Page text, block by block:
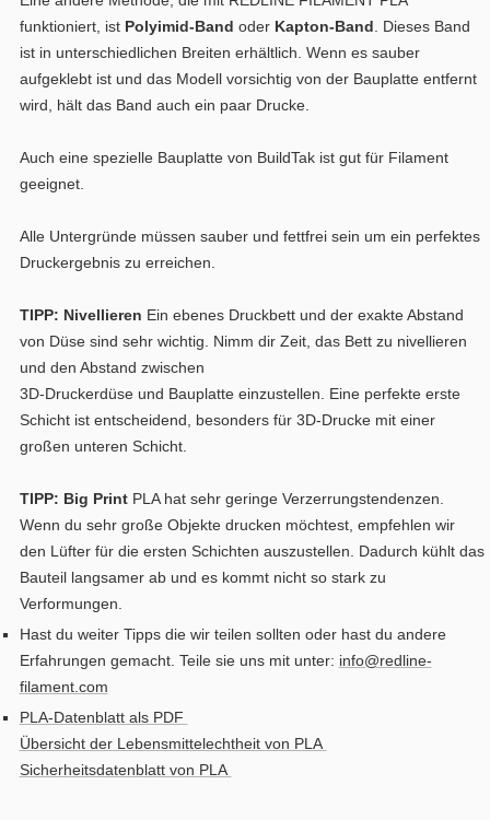
funktioniert, ist Polyimid-Band oder Kapton-Band . Dieses Band
ist in unterschiedlichen Breiten erhältlich. Wenn es sauber
aufgeklebt ist und das Modell vorsichtig von der Bauplatte entfernt
wird, hält das Band auch ein paar Drucke.
Auch eine spezielle Bauplatte von BuildTak ist gut für Filament
geeignet.
Alle Untergründe müssen sauber und fettfrei sein um ein perfektes
Druckergebnis zu erreichen.
TIPP: Nivellieren Ein ebenes Druckbett und der exakte Abstand
von Düse sind sehr wichtig.
Nimm dir Zeit, das Bett zu nivellieren
und den Abstand zwischen
3D-Druckerdüse und Bauplatte einzustellen. Eine perfekte erste
Schicht ist entscheidend, besonders für 3D-Drucke mit einer
großen unteren Schicht.
TIPP: Big Print PLA hat sehr geringe Verzerrungstendenzen.
Wenn du sehr große Objekte drucken möchtest, empfehlen wir
den Lüfter für die ersten Schichten auszustellen. Dadurch kühlt das
Bauteil langsamer ab und es kommt nicht so stark zu
Verformungen.
Hast du weiter Tipps die wir teilen sollten oder hast du andere
Erfahrungen gemacht. Teile sie uns mit unter: info@redline-
filament.com
PLA-Datenblatt als PDF
Übersicht der Lebensmittelechtheit von PLA
Sicherheitsdatenblatt von PLA